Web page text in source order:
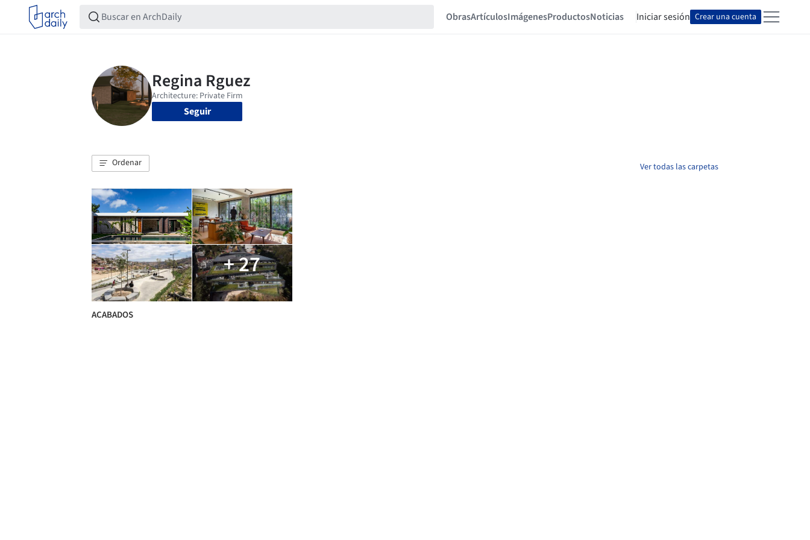
ObrasArtículosImágenesProductosNoticias Iniciar sesión Crear una cuenta
Seguir
Ordenar Ver todas las carpetas
+ 27
ACABADOS